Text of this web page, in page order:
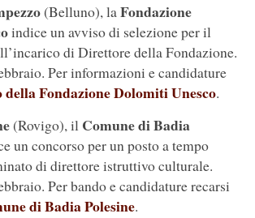
(Belluno), laFondazione
indice un avviso di selezione per il
di Direttore della Fondazione.
Per informazioni e candidature
della Fondazione Dolomiti Unesco.
(Rovigo), il Comune di Badia
un concorso per un posto a tempo
di direttore istruttivo culturale.
Per bando e candidature recarsi
di Badia Polesine.